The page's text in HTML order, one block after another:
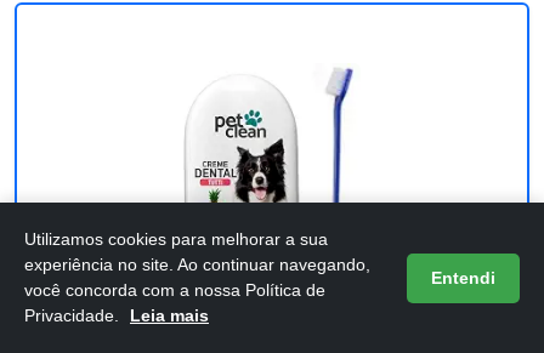
Utilizamos cookies para melhorar a sua
experiência no site. Ao continuar navegando,
você concorda com a nossa Política de
Privacidade.
Leia mais
Entendi